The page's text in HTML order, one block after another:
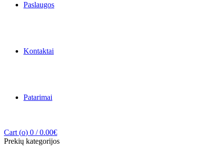
Paslaugos
Kontaktai
Patarimai
Cart (o) 0 / 0.00€
Prekių kategorijos